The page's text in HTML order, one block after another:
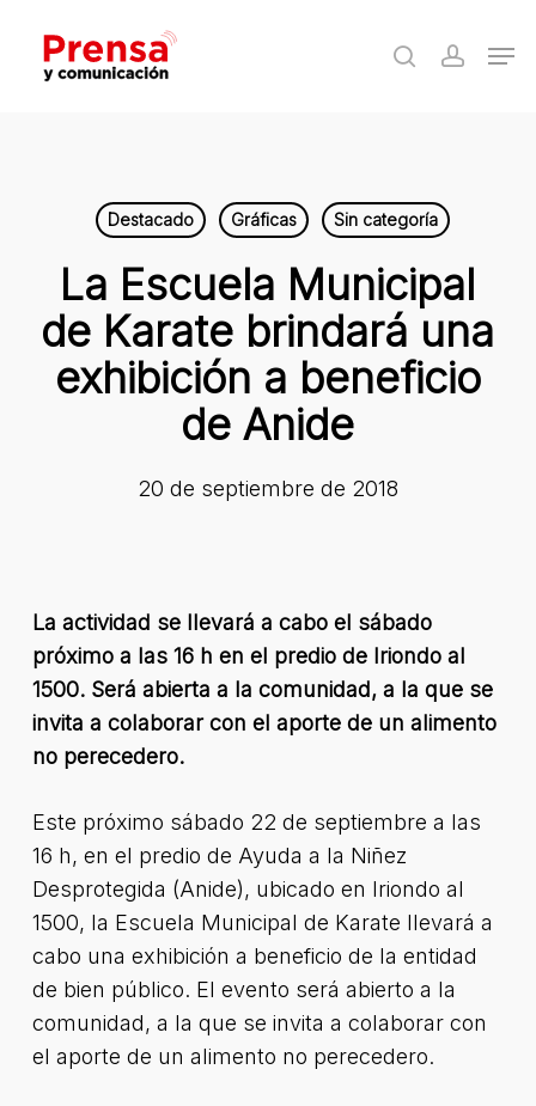
main
search
Destacado Gráficas Sin categoría
La Escuela Municipal
de Karate brindará una
exhibición a beneficio
de Anide
20 de septiembre de 2018
La actividad se llevará a cabo el sábado
próximo a las 16 h en el predio de Iriondo al
1500. Será abierta a la comunidad, a la que se
invita a colaborar con el aporte de un alimento
no perecedero.
Este próximo sábado 22 de septiembre a las
16 h, en el predio de Ayuda a la Niñez
Desprotegida (Anide), ubicado en Iriondo al
1500, la Escuela Municipal de Karate llevará a
cabo una exhibición a beneficio de la entidad
de bien público. El evento será abierto a la
comunidad, a la que se invita a colaborar con
el aporte de un alimento no perecedero.